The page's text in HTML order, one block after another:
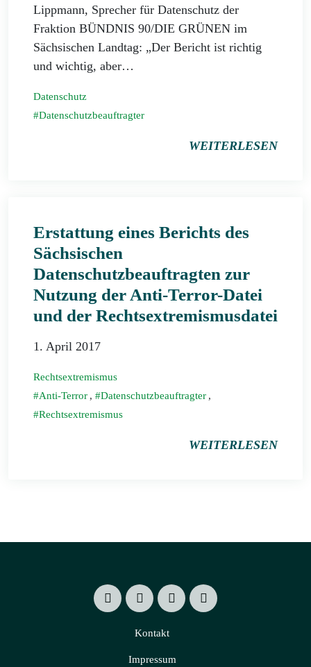
Lippmann, Sprecher für Datenschutz der
Fraktion BÜNDNIS 90/DIE GRÜNEN im
Sächsischen Landtag: „Der Bericht ist richtig
und wichtig, aber…
Datenschutz
Datenschutzbeauftragter
WEITERLESEN
Erstattung eines Berichts des
Sächsischen
Datenschutzbeauftragten zur
Nutzung der Anti-Terror-Datei
und der Rechtsextremismusdatei
1. April 2017
Rechtsextremismus
Anti-Terror , Datenschutzbeauftragter ,
Rechtsextremismus
WEITERLESEN
Kontakt
Impressum